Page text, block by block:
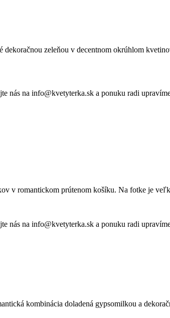
dekoračnou zeleňou v decentnom okrúhlom
nás na info@kvetyterka.sk a ponuku radi
v romantickom prútenom košíku. Na fotke je
nás na info@kvetyterka.sk a ponuku radi
kombinácia doladená gypsomilkou a